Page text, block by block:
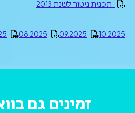
תכנית ניטור לשנת 2013
08.2025 09.2025 10.2025
זמינים גם